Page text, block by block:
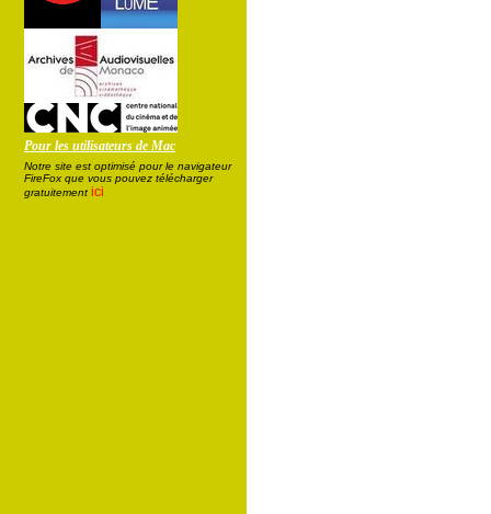
Pour les utilisateurs de Mac
Notre site est optimisé pour le navigateur
FireFox que vous pouvez télécharger
gratuitement ici